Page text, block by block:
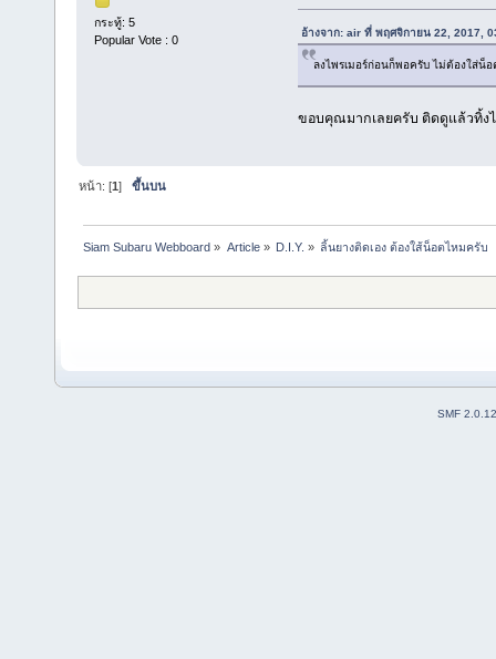
กระทู้: 5
Popular Vote : 0
อ้างจาก: air ที่ พฤศจิกายน 22, 2017,
ลงไพรเมอร์ก่อนก็พอครับ ไม่ต้องใส่น็
ขอบคุณมากเลยครับ ติดดูแล้วทิ้ง
หน้า: [1]ขึ้นบน
Siam Subaru Webboard » Article» D.I.Y. » ลิ้นยางติดเอง ต้องใส้น็อตไหมครับ
SMF 2.0.12